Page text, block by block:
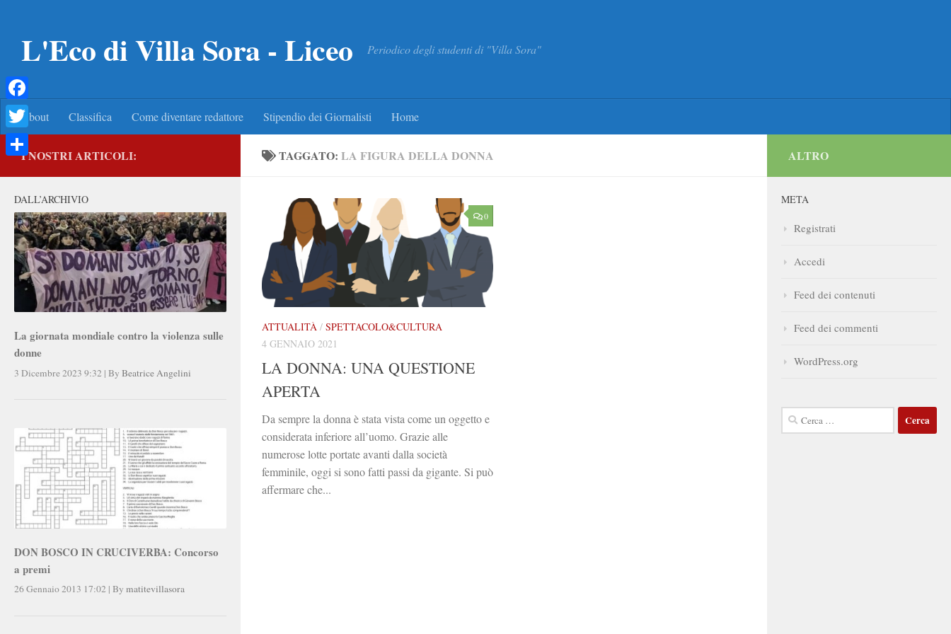
L'Eco di Villa Sora - Liceo Periodico degli studenti di "Villa Sora"
About Classifica Come diventare redattore Stipendio dei Giornalisti Home
TAGGATO: LA FIGURA DELLA DONNA
0
ATTUALITÀ / SPETTACOLO&CULTURA
4 GENNAIO 2021
LA DONNA: UNA QUESTIONE
APERTA
Da sempre la donna è stata vista come un oggetto e
considerata inferiore all’uomo. Grazie alle
numerose lotte portate avanti dalla società
femminile, oggi si sono fatti passi da gigante. Si può
affermare che...
I NOSTRI ARTICOLI:
DALL’ARCHIVIO
La giornata mondiale contro la violenza sulle
donne
3 Dicembre 2023 9:32 | By Beatrice Angelini
DON BOSCO IN CRUCIVERBA: Concorso
a premi
26 Gennaio 2013 17:02 | By matitevillasora
ALTRO
META
Registrati
Accedi
Feed dei contenuti
Feed dei commenti
WordPress.org
Ricerca
per:
Facebook
Twitter